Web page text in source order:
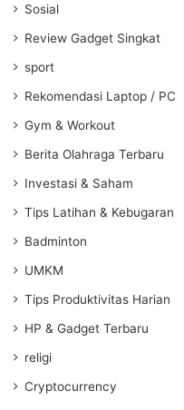
Sosial
Review Gadget Singkat
sport
Rekomendasi Laptop / PC
Gym & Workout
Berita Olahraga Terbaru
Investasi & Saham
Tips Latihan & Kebugaran
Badminton
UMKM
Tips Produktivitas Harian
HP & Gadget Terbaru
religi
Cryptocurrency